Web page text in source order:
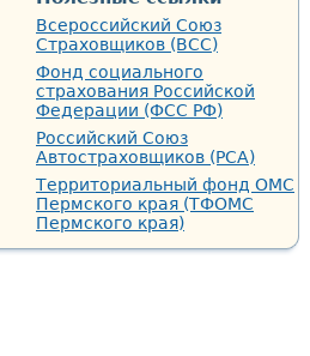
Всероссийский Союз
Страховщиков (ВСС)
Фонд социального
страхования Российской
Федерации (ФСС РФ)
Российский Союз
Автостраховщиков (РСА)
Территориальный фонд ОМС
Пермского края (ТФОМС
Пермского края)